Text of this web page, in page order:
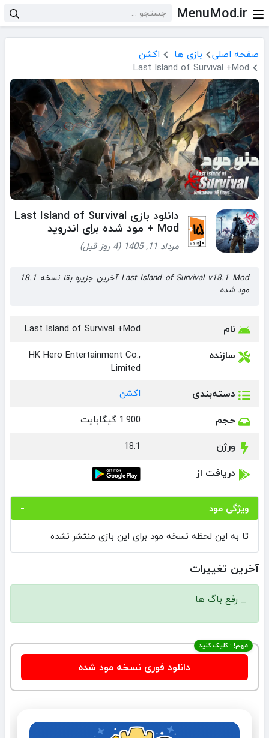
MenuMod.ir
صفحه اصلی بازی ها
اکشن
Last Island of Survival +Mod
دانلود بازی Last Island of Survival
+ Mod مود شده برای اندروید
مرداد 11, 1405 (4 روز قبل)
Last Island of Survival v18.1 Mod آخرین جزیره بقا نسخه 18.1
مود شده
نام Last Island of Survival +Mod
سازنده
HK Hero Entertainment Co.,
Limited
دسته‌بندی اکشن
حجم 1.900 گیگابایت
ورژن 18.1
دریافت از
ویژگی مود
تا به این لحظه نسخه مود برای این بازی منتشر نشده
آخرین تغییرات
_ رفع باگ ها
مهم! : کلیک کنید
دانلود فوری نسخه مود شده